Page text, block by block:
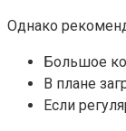
Однако
Большое
В плане
Если